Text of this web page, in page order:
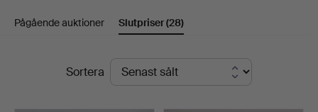
på
Bishop
Pågående auktioner Slutpriser(28)
SlutpriserSortera